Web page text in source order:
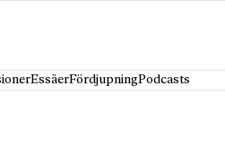
EssäerFördjupningPodcasts